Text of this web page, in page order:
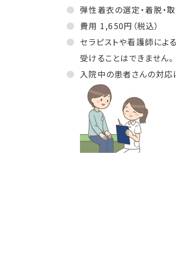
弾性着衣の選定・着脱・
費用 1,650円（税込）
セラピストや看護師に
受けることはできません。
入院中の患者さんの対応